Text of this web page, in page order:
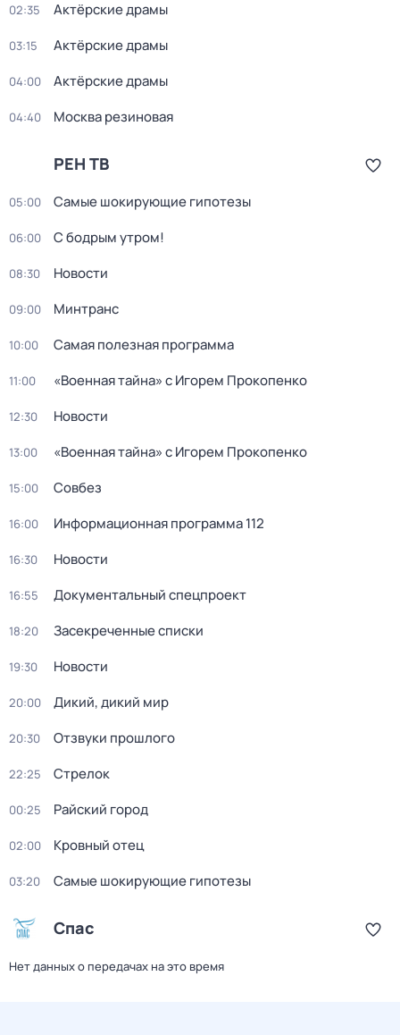
02:35 Актёрские драмы
03:15 Актёрские драмы
04:00 Актёрские драмы
04:40 Москва резиновая
РЕН ТВ
05:00 Самые шoкиpующие гипотезы
06:00 С бодрым утром!
08:30 Новости
09:00 Минтранс
10:00 Самая полезная программа
11:00 «Военная тайна» с Игорем Прокопенко
12:30 Новости
13:00 «Военная тайна» с Игорем Прокопенко
15:00 Совбез
16:00 Информационная программа 112
16:30 Новости
16:55 Документальный спецпроект
18:20 Заcекрeченные списки
19:30 Новости
20:00 Дикий, дикий мир
20:30 Отзвуки прошлого
22:25 Стрелок
00:25 Райский город
02:00 Кровный отец
03:20 Самые шoкиpующие гипотезы
Спас
Нет данных о передачах на это время